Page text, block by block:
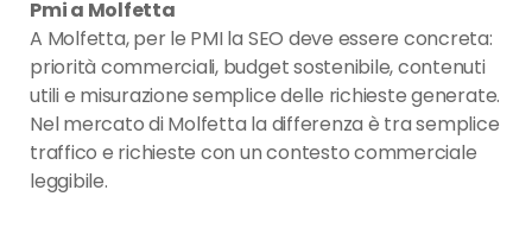
Pmi a Molfetta
A Molfetta, per le PMI la SEO deve essere concreta:
priorità commerciali, budget sostenibile, contenuti
utili e misurazione semplice delle richieste generate.
Nel mercato di Molfetta la differenza è tra semplice
traffico e richieste con un contesto commerciale
leggibile.